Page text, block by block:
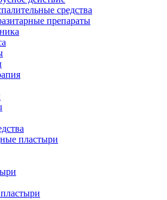
средства
препараты
пластыри